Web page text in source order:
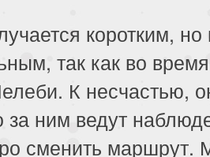
коротким,
так как во
К несчастью,
за ним ведут
сменить маршрут.